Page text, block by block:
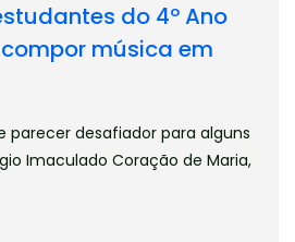
do 4º Ano
música em
parecer desafiador para alguns
Imaculado Coração de Maria,